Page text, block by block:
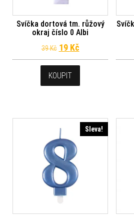
Svíčka dortová tm. růžový
okraj číslo 0 Albi
39Kč Původní cena byla:
19 KčAktuální cena
KOUPIT
Sleva!